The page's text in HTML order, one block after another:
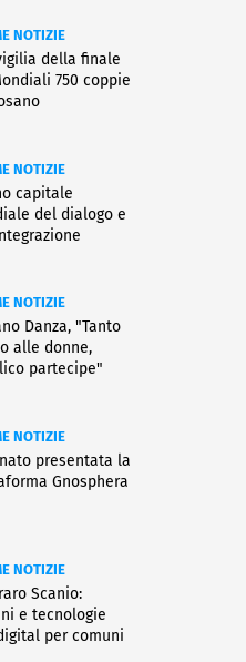
NOTIZIE
della finale
750 coppie
NOTIZIE
capitale
del dialogo e
NOTIZIE
Danza, "Tanto
alle donne,
partecipe"
NOTIZIE
presentata la
Gnosphera
NOTIZIE
Scanio:
e tecnologie
per comuni